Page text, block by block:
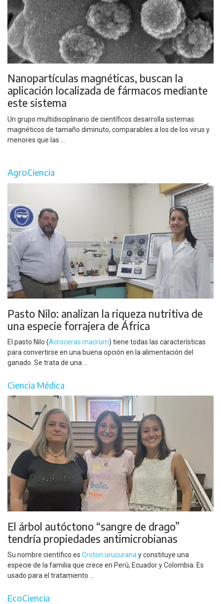
Nanopartículas magnéticas, buscan la
aplicación localizada de fármacos mediante
este sistema
Un grupo multidisciplinario de científicos desarrolla sistemas
magnéticos de tamaño diminuto, comparables a los de los virus y
menores que las ...
AgroCiencia
Pasto Nilo: analizan la riqueza nutritiva de
una especie forrajera de África
El pasto Nilo (Acroceras macrum) tiene todas las características
para convertirse en una buena opción en la alimentación del
ganado. Se trata de una ...
Ciencia Médica
El árbol autóctono “sangre de drago”
tendría propiedades antimicrobianas
Su nombre científico es Croton urucuranay constituye una
especie de la familia que crece en Perú, Ecuador y Colombia. Es
usado para el tratamiento ...
EcoCiencia